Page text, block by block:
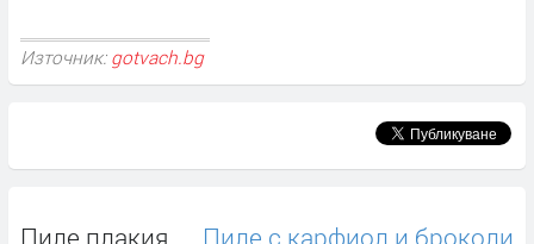
Източник: gotvach.bg
Пиле плакия Пиле с карфиол и броколи